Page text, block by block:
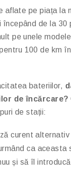
aflate pe piața la
de la 30
pe unele
100 de km
bateriilor,
de încărcare?
de stații:
curent
ca aceasta
și să îl